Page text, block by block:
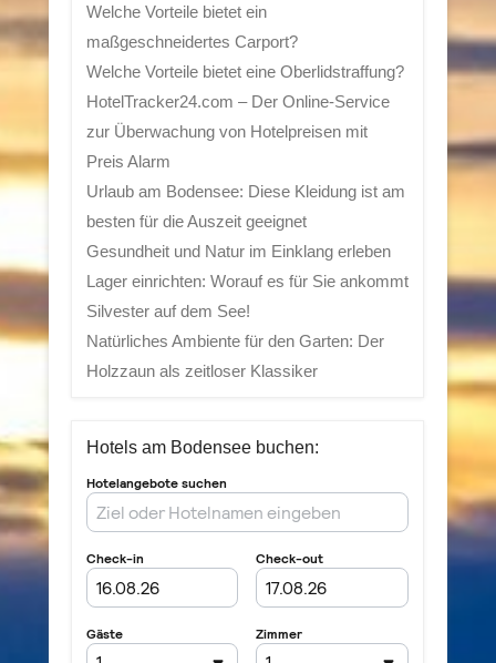
Welche Vorteile bietet ein
maßgeschneidertes Carport?
Welche Vorteile bietet eine Oberlidstraffung?
HotelTracker24.com – Der Online-Service
zur Überwachung von Hotelpreisen mit
Preis Alarm
Urlaub am Bodensee: Diese Kleidung ist am
besten für die Auszeit geeignet
Gesundheit und Natur im Einklang erleben
Lager einrichten: Worauf es für Sie ankommt
Silvester auf dem See!
Natürliches Ambiente für den Garten: Der
Holzzaun als zeitloser Klassiker
Hotels am Bodensee buchen: